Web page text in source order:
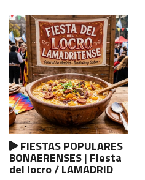
FIESTAS POPULARES
BONAERENSES | Fiesta
del locro / LAMADRID